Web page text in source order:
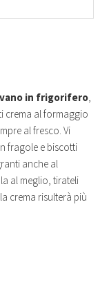
in frigorifero,
crema al formaggio
al fresco. Vi
fragole e biscotti
anche al
al meglio, tirateli
crema risulterà più